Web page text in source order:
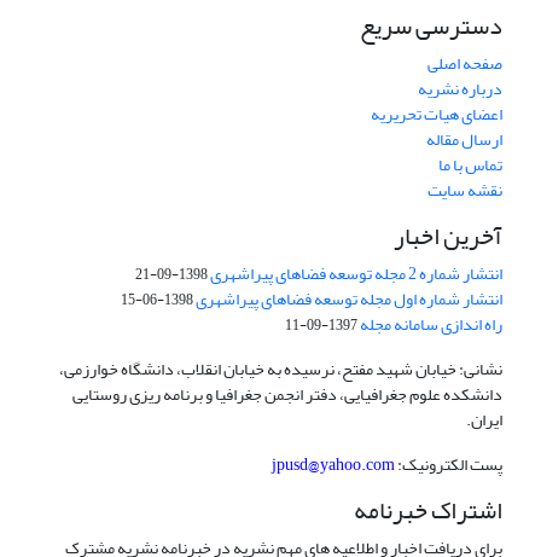
دسترسی سریع
صفحه اصلی
درباره نشریه
اعضای هیات تحریریه
ارسال مقاله
تماس با ما
نقشه سایت
آخرین اخبار
انتشار شماره 2 مجله توسعه فضاهای پیراشهری 1398-09-21
انتشار شماره اول مجله توسعه فضاهای پیراشهری1398-06-15
راه اندازی سامانه مجله1397-09-11
نشانی: خیابان شهید مفتح، نرسیده به خیابان انقلاب، دانشگاه خوارزمی،
دانشکده علوم جغرافیایی، دفتر انجمن جغرافیا و برنامه ریزی روستایی
ایران.
پست الکترونیک:jpusd@yahoo.com
اشتراک خبرنامه
برای دریافت اخبار و اطلاعیه های مهم نشریه در خبرنامه نشریه مشترک